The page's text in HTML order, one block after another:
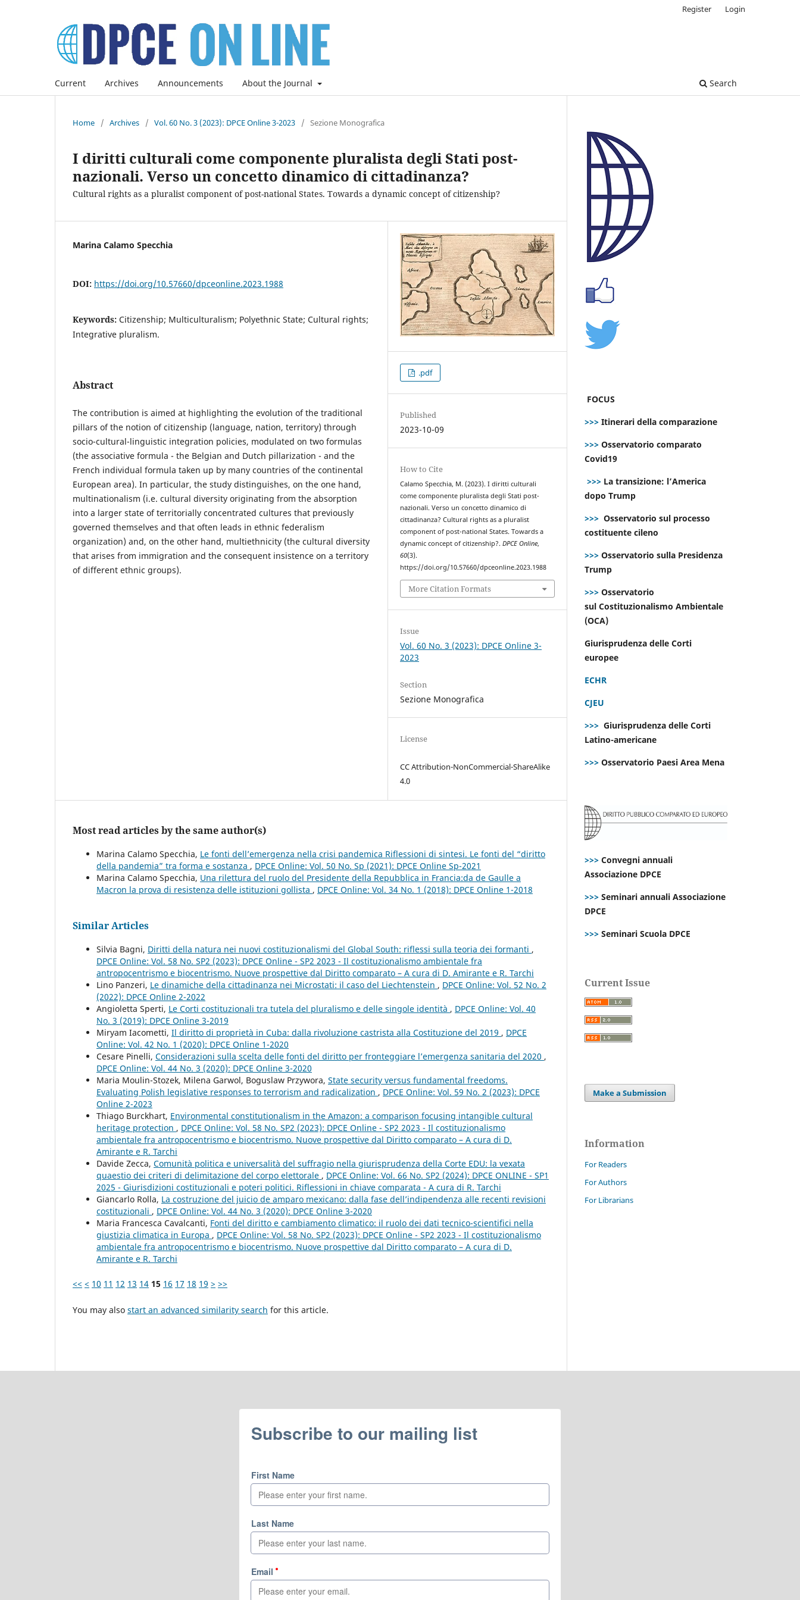
Current Archives Announcements About the Journal Search
Register Login
Home / Archives / Vol. 60 No. 3 (2023): DPCE Online 3-2023 / Sezione Monografica
I diritti culturali come componente pluralista degli Stati post-
nazionali. Verso un concetto dinamico di cittadinanza?
Cultural rights as a pluralist component of post-national States. Towards a dynamic concept of citizenship?
Marina Calamo Specchia
DOI: https://doi.org/10.57660/dpceonline.2023.1988
Keywords: Citizenship; Multiculturalism; Polyethnic State; Cultural rights;
Integrative pluralism.
Abstract
The contribution is aimed at highlighting the evolution of the traditional
pillars of the notion of citizenship (language, nation, territory) through
socio-cultural-linguistic integration policies, modulated on two formulas
(the associative formula - the Belgian and Dutch pillarization - and the
French individual formula taken up by many countries of the continental
European area). In particular, the study distinguishes, on the one hand,
multinationalism (i.e. cultural diversity originating from the absorption
into a larger state of territorially concentrated cultures that previously
governed themselves and that often leads in ethnic federalism
organization) and, on the other hand, multiethnicity (the cultural diversity
that arises from immigration and the consequent insistence on a territory
of different ethnic groups).
.pdf
Published
2023-10-09
How to Cite
Calamo Specchia, M. (2023). I diritti culturali
come componente pluralista degli Stati post-
nazionali. Verso un concetto dinamico di
cittadinanza? Cultural rights as a pluralist
component of post-national States. Towards a
dynamic concept of citizenship?.DPCE Online,
60(3).
https://doi.org/10.57660/dpceonline.2023.1988
More Citation Formats
Issue
Vol. 60 No. 3 (2023): DPCE Online 3-
2023
Section
Sezione Monografica
License
CC Attribution-NonCommercial-ShareAlike
4.0
Most read articles by the same author(s)
Marina Calamo Specchia, Le fonti dell’emergenza nella crisi pandemica Riflessioni di sintesi. Le fonti del “diritto
della pandemia” tra forma e sostanza , DPCE Online: Vol. 50 No. Sp (2021): DPCE Online Sp-2021
Marina Calamo Specchia, Una rilettura del ruolo del Presidente della Repubblica in Francia:da de Gaulle a
Macron la prova di resistenza delle istituzioni gollista , DPCE Online: Vol. 34 No. 1 (2018): DPCE Online 1-2018
Similar Articles
Silvia Bagni, Diritti della natura nei nuovi costituzionalismi del Global South: riflessi sulla teoria dei formanti ,
DPCE Online: Vol. 58 No. SP2 (2023): DPCE Online - SP2 2023 - Il costituzionalismo ambientale fra
antropocentrismo e biocentrismo. Nuove prospettive dal Diritto comparato – A cura di D. Amirante e R. Tarchi
Lino Panzeri, Le dinamiche della cittadinanza nei Microstati: il caso del Liechtenstein , DPCE Online: Vol. 52 No. 2
(2022): DPCE Online 2-2022
Angioletta Sperti, Le Corti costituzionali tra tutela del pluralismo e delle singole identità , DPCE Online: Vol. 40
No. 3 (2019): DPCE Online 3-2019
Miryam Iacometti, Il diritto di proprietà in Cuba: dalla rivoluzione castrista alla Costituzione del 2019 , DPCE
Online: Vol. 42 No. 1 (2020): DPCE Online 1-2020
Cesare Pinelli, Considerazioni sulla scelta delle fonti del diritto per fronteggiare l’emergenza sanitaria del 2020 ,
DPCE Online: Vol. 44 No. 3 (2020): DPCE Online 3-2020
Maria Moulin-Stozek, Milena Garwol, Boguslaw Przywora, State security versus fundamental freedoms.
Evaluating Polish legislative responses to terrorism and radicalization , DPCE Online: Vol. 59 No. 2 (2023): DPCE
Online 2-2023
Thiago Burckhart, Environmental constitutionalism in the Amazon: a comparison focusing intangible cultural
heritage protection , DPCE Online: Vol. 58 No. SP2 (2023): DPCE Online - SP2 2023 - Il costituzionalismo
ambientale fra antropocentrismo e biocentrismo. Nuove prospettive dal Diritto comparato – A cura di D.
Amirante e R. Tarchi
Davide Zecca, Comunità politica e universalità del suffragio nella giurisprudenza della Corte EDU: la vexata
quaestio dei criteri di delimitazione del corpo elettorale , DPCE Online: Vol. 66 No. SP2 (2024): DPCE ONLINE - SP1
2025 - Giurisdizioni costituzionali e poteri politici. Riflessioni in chiave comparata - A cura di R. Tarchi
Giancarlo Rolla, La costruzione del juicio de amparo mexicano: dalla fase dell’indipendenza alle recenti revisioni
costituzionali , DPCE Online: Vol. 44 No. 3 (2020): DPCE Online 3-2020
Maria Francesca Cavalcanti, Fonti del diritto e cambiamento climatico: il ruolo dei dati tecnico-scientifici nella
giustizia climatica in Europa , DPCE Online: Vol. 58 No. SP2 (2023): DPCE Online - SP2 2023 - Il costituzionalismo
ambientale fra antropocentrismo e biocentrismo. Nuove prospettive dal Diritto comparato – A cura di D.
Amirante e R. Tarchi
<< < 10 11 12 13 14 15 16 17 18 19 > >>
You may also start an advanced similarity search for this article.
FOCUS
>>> Itinerari della comparazione
>>> Osservatorio comparato
Covid19
>>> La transizione: l’America
dopo Trump
>>> Osservatorio sul processo
costituente cileno
>>> Osservatorio sulla Presidenza
Trump
>>> Osservatorio
sul Costituzionalismo Ambientale
(OCA)
Giurisprudenza delle Corti
europee
ECHR
CJEU
>>> Giurisprudenza delle Corti
Latino-americane
>>> Osservatorio Paesi Area Mena
>>> Convegni annuali
Associazione DPCE
>>> Seminari annuali Associazione
DPCE
>>> Seminari Scuola DPCE
Current Issue
Make a Submission
Information
For Readers
For Authors
For Librarians